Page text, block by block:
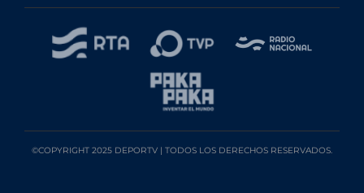
©COPYRIGHT 2025 DEPORTV | TODOS LOS DERECHOS RESERVADOS.